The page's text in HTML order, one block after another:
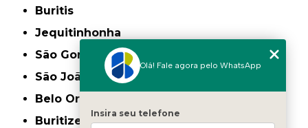
Buritis
Jequitinhonha
São Gonçalo do Sapucaí
São João da Ponte
Belo Oriente
Buritizeiro
Olá! Fale agora pelo WhatsApp
Insira seu telefone